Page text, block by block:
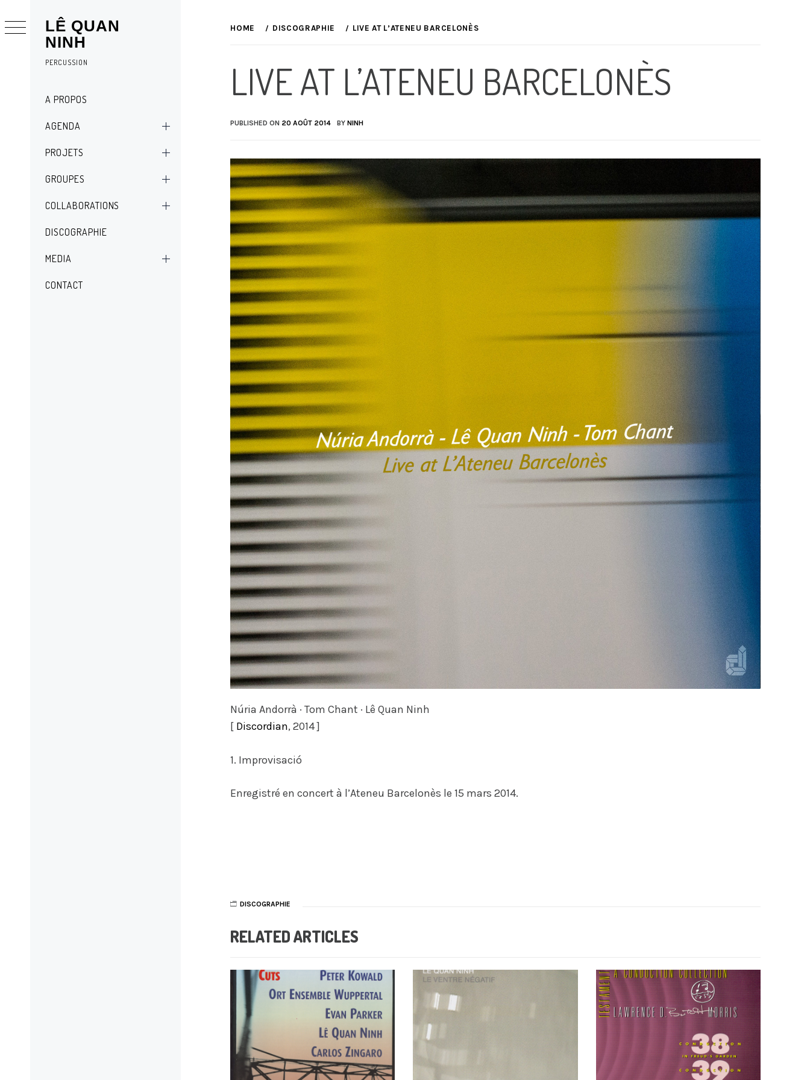
LÊ QUAN
NINH
PERCUSSION
Menu
A PROPOS
AGENDA
PROJETS
GROUPES
COLLABORATIONS
DISCOGRAPHIE
MEDIA
CONTACT
to
content
HOME DISCOGRAPHIE LIVE AT L’ATENEU BARCELONÈS
LIVE AT L’ATENEU BARCELONÈS
PUBLISHED ON 20 AOÛT 2014 BYNINH
Núria Andorrà · Tom Chant · Lê Quan Ninh
[ Discordian, 2014 ]
1. Improvisació
Enregistré en concert à l’Ateneu Barcelonès le 15 mars 2014.
DISCOGRAPHIE
RELATED ARTICLES